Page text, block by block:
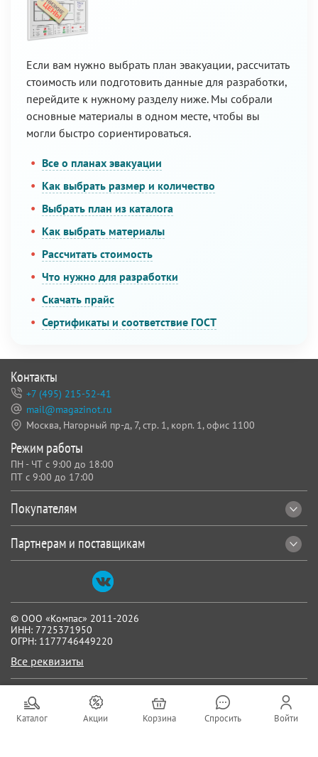
Каталог Акции Корзина Спросить Войти
Если вам нужно выбрать план эвакуации, рассчитать
стоимость или подготовить данные для разработки,
перейдите к нужному разделу ниже. Мы собрали
основные материалы в одном месте, чтобы вы
могли быстро сориентироваться.
Все о планах эвакуации
Как выбрать размер и количество
Выбрать план из каталога
Как выбрать материалы
Рассчитать стоимость
Что нужно для разработки
Скачать прайс
Сертификаты и соответствие ГОСТ
© ООО «Компас» 2011-2026
ИНН: 7725371950
ОГРН: 1177746449220
Все реквизиты
Покупателям
Партнерам и поставщикам
Контакты
+7 (495) 215-52-41
mail@magazinot.ru
Москва, Нагорный пр-д, 7, стр. 1, корп. 1, офис 1100
Режим работы
ПН - ЧТ с 9:00 до 18:00
ПТ с 9:00 до 17:00